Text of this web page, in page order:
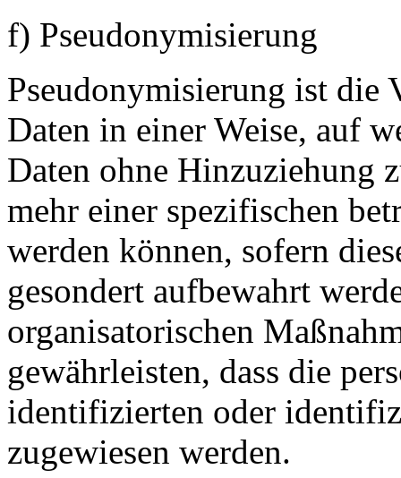
f) Pseudonymisierung
Pseudonymisierung ist die
Daten in einer Weise, auf
Daten ohne Hinzuziehung
mehr einer spezifischen
werden können, sofern
gesondert aufbewahrt
organisatorischen
gewährleisten, dass die
identifizierten oder
zugewiesen werden.